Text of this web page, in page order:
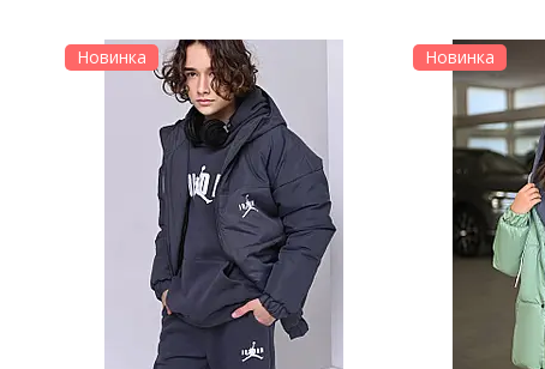
Новинка Новинка